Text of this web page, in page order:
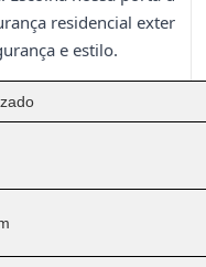
residencial exter
e estilo.